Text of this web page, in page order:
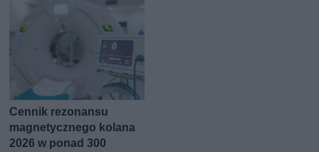
Cennik rezonansu
magnetycznego kolana
2026 w ponad 300